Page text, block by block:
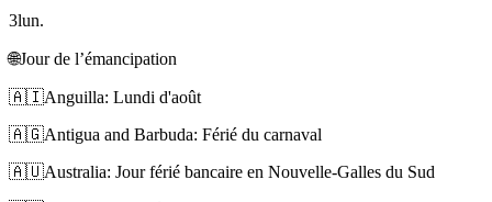
3lun.
🌐Jour de l’émancipation
🇦🇮Anguilla: Lundi d'août
🇦🇬Antigua and Barbuda: Férié du carnaval
🇦🇺Australia: Jour férié bancaire en Nouvelle-Galles du Sud